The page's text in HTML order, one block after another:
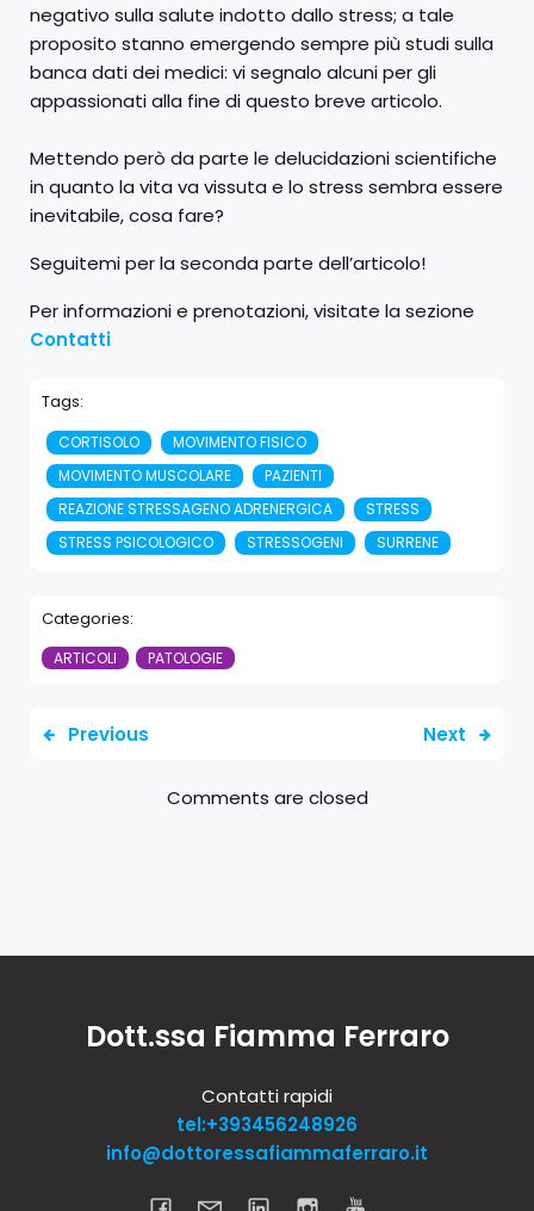
negativo sulla salute indotto dallo stress; a tale
proposito stanno emergendo sempre più studi sulla
banca dati dei medici: vi segnalo alcuni per gli
appassionati alla fine di questo breve articolo.
Mettendo però da parte le delucidazioni scientifiche
in quanto la vita va vissuta e lo stress sembra essere
inevitabile, cosa fare?
Seguitemi per la seconda parte dell’articolo!
Per informazioni e prenotazioni, visitate la sezione
Contatti
Tags:
CORTISOLO
MOVIMENTO FISICO
MOVIMENTO MUSCOLARE
PAZIENTI
REAZIONE STRESSAGENO ADRENERGICA
STRESS
STRESS PSICOLOGICO
STRESSOGENI SURRENE
Categories:
ARTICOLI PATOLOGIE
Previous Next
Comments are closed
Dott.ssa Fiamma Ferraro
Contatti rapidi
tel:+393456248926
info@dottoressafiammaferraro.it